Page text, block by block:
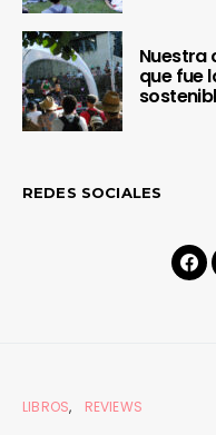
Nuestra
que fue
REDES SOCIALES
LIBROS REVIEWS